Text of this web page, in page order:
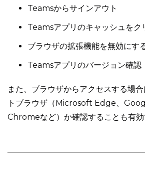
Teamsからサインアウト
Teamsアプリのキャッシュをク
ブラウザの拡張機能を無効にす
Teamsアプリのバージョン確認
また、ブラウザからアクセスする場
トブラウザ（Microsoft Edge、
Chromeなど）か確認することも有効